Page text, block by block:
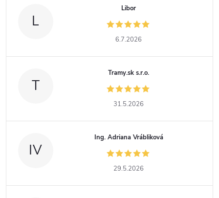
L
Libor
6.7.2026
T
Tramy.sk s.r.o.
31.5.2026
IV
Ing. Adriana Vrábliková
29.5.2026